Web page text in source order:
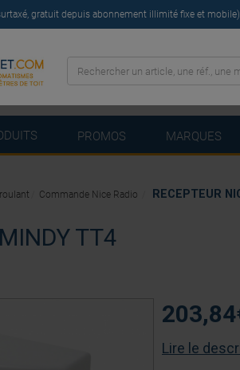
gratuit depuis abonnement illimité fixe et mobile)
PROMOS MARQUES
TT4
203,84
Lire le
Commande Nice Radio RECEPTEUR